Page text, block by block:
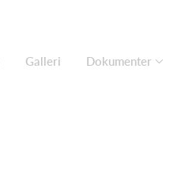
Galleri Dokumenter